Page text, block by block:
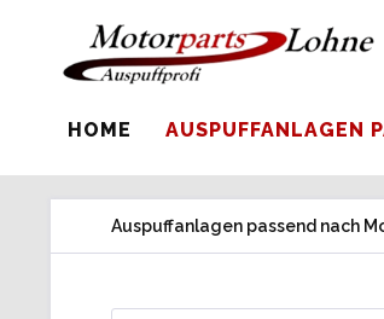
HOME AUSPUFFANLAGEN
Auspuffanlagen passend nach